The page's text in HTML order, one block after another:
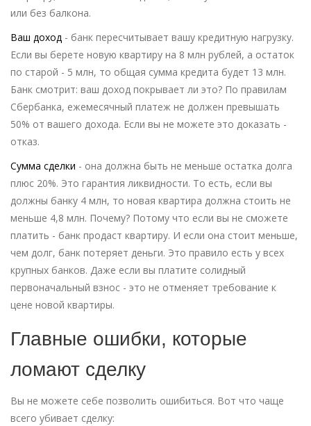
или без балкона.
Ваш доход - банк пересчитывает вашу кредитную нагрузку.
Если вы берете новую квартиру на 8 млн рублей, а остаток
по старой - 5 млн, то общая сумма кредита будет 13 млн.
Банк смотрит: ваш доход покрывает ли это? По правилам
Сбербанка, ежемесячный платеж не должен превышать
50% от вашего дохода. Если вы не можете это доказать -
отказ.
Сумма сделки - она должна быть не меньше остатка долга
плюс 20%. Это гарантия ликвидности. То есть, если вы
должны банку 4 млн, то новая квартира должна стоить не
меньше 4,8 млн. Почему? Потому что если вы не сможете
платить - банк продаст квартиру. И если она стоит меньше,
чем долг, банк потеряет деньги. Это правило есть у всех
крупных банков. Даже если вы платите солидный
первоначальный взнос - это не отменяет требование к
цене новой квартиры.
Главные ошибки, которые
ломают сделку
Вы не можете себе позволить ошибиться. Вот что чаще
всего убивает сделку: